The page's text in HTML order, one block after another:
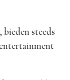
steeds